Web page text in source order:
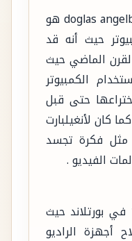
يعتبر دوغلاس أنغيلبارت doglas angelbart هو
حيث أنه قد
الماضي حيث
الكمبيوتر
حتى قبل
كان لأنغيلبارت
مثل فكرة تجسد
الفيديو .
ولد أنغيلبارت في عام 1925 في بورتلاند حيث
أجهزة الراديو